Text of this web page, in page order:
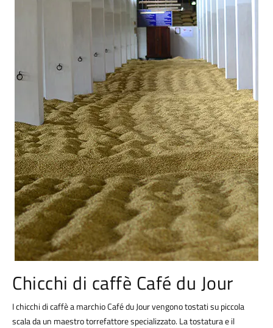
Chicchi di caffè Café du Jour
I chicchi di caffè a marchio Café du Jour vengono tostati su piccola
scala da un maestro torrefattore specializzato. La tostatura e il